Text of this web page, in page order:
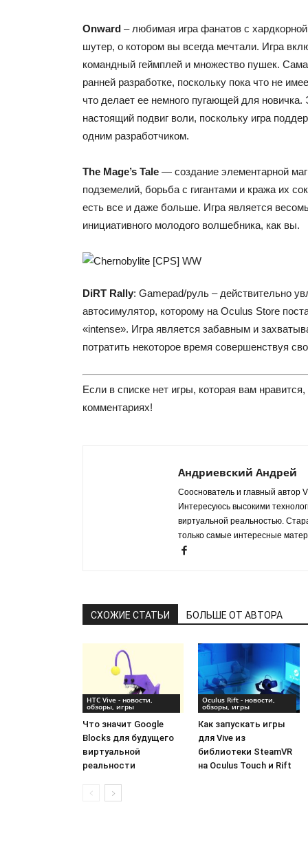
Onward – любимая игра фанатов с
шутер, о котором вы всегда мечтали. Игра
командный геймплей и множество пушек.
ранней разработке, поскольку пока что не
что делает ее немного пугающей для
настоящий подвиг воли, поскольку игра
одним разработчиком.
The Mage’s Tale — создание элементарной
подземелий, борьба с гигантами и кража их
есть все и даже больше. Игра является
инициативного молодого волшебника, как вы.
DiRT Rally: Gamepad/руль – действительно
автосимулятор, которому на Oculus Store
«intense». Игра является забавным и
потратить некоторое время совершенствуя
Если в списке нет игры, которая вам
комментариях!
Андриевский Андрей
Сооснователь и главный автор
Интересуюсь высокими
виртуальной реальностью.
только самые интересные
СХОЖИЕ СТАТЬИ БОЛЬШЕ ОТ АВТОРА
HTC Vive - новости,
обзоры, игры
Что значит Google
Blocks для будущего
виртуальной
реальности
Oculus Rift - новости,
обзоры, игры
Как запускать игры
для Vive из
библиотеки SteamVR
на Oculus Touch и Rift